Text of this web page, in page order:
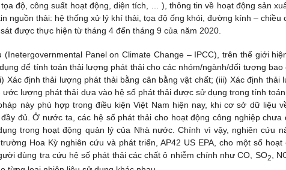
độ, công suất hoạt động, diện tích, … ), thông tin về hoạt động sản
nguồn thải: hệ thống xử lý khí thải, tọa độ ống khói, đường kính – chiều
được thực hiện từ tháng 4 đến tháng 9 của năm 2020.
Panel on Climate Change – IPCC), trên thế giới
để tính toán thải lượng phát thải cho các nhóm/ngành/đối tượng bao
Xác định thải lượng phát thải bằng cân bằng vật chất; (iii) Xác định thải
lượng phát thải dựa vào hệ số phát thải được sử dụng trong tính
này phù hợp trong điều kiện Việt Nam hiện nay, khi cơ sở dữ liệu
đủ. Ở nước ta, các hệ số phát thải cho hoạt động công nghiệp chưa
trong hoạt động quản lý của Nhà nước. Chính vì vậy, nghiên cứu
Hoa Kỳ nghiên cứu và phát triển, AP42 US EPA, cho một số hoạt
dùng tra cứu hệ số phát thải các chất ô nhiễm chính như CO, SO2 ,